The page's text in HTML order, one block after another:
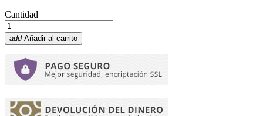
Cantidad
add Añadir al carrito